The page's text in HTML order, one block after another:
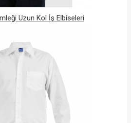
Uzun Kol İş Elbiseleri